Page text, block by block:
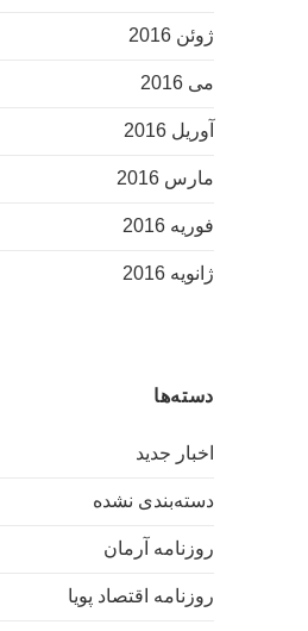
ژوئن 2016
می 2016
آوریل 2016
مارس 2016
فوریه 2016
ژانویه 2016
دسته‌ها
اخبار جدید
دسته‌بندی نشده
روزنامه آرمان
روزنامه اقتصاد پویا